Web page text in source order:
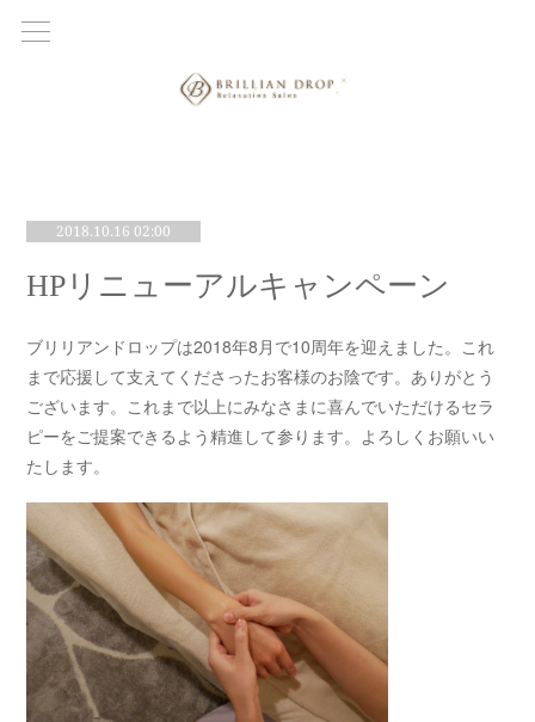
2018.10.16 02:00
HPリニューアルキャンペーン
ブリリアンドロップは2018年8月で10周年を迎えました。これ
まで応援して支えてくださったお客様のお陰です。ありがとう
ございます。これまで以上にみなさまに喜んでいただけるセラ
ピーをご提案できるよう精進して参ります。よろしくお願いい
たします。